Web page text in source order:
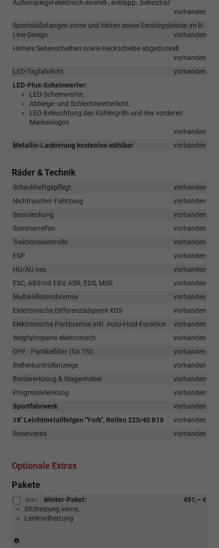
Außenspiegel elektrisch einstell-, anklapp-, beheizbar
vorhanden
Sportstoßstangen vorne und hinten sowie Einstiegsleisten im R-
Line-Design
vorhanden
Hintere Seitenscheiben sowie Heckscheibe abgedunkelt
vorhanden
LED-Tagfahrlicht
vorhanden
LED-Plus-Scheinwerfer:
LED-Scheinwerfer,
Abbiege- und Schlechtwetterlicht,
LED-Beleuchtung des Kühlergrills und des vorderen
Markenlogos
vorhanden
Metallic-Lackierung kostenlos wählbar
vorhanden
Räder & Technik
Scheckheftgepflegt
vorhanden
Nichtraucher-Fahrzeug
vorhanden
Servolenkung
vorhanden
Sommerreifen
vorhanden
Traktionskontrolle
vorhanden
ESP
vorhanden
HU/AU neu
vorhanden
ESC, ABS mit EBV, ASR, EDS, MSR
vorhanden
Multikollisionsbremse
vorhanden
Elektronische Differenzialsperre XDS
vorhanden
Elektronische Parkbremse inkl. Auto-Hold-Funktion
vorhanden
Wegfahrsperre elektronisch
vorhanden
OPF - Partikelfilter (für TSI)
vorhanden
Reifenkontrollanzeige
vorhanden
Bordwerkzeug & Wagenheber
vorhanden
Progressivlenkung
vorhanden
Sportfahrwerk
vorhanden
18'' Leichtmetallfelgen "York", Reifen 225/40 R18
vorhanden
Reserverad
vorhanden
Optionale Extras
Pakete
WW1 451,– €
Winter-Paket:
Sitzheizung vorne,
Lenkradheizung